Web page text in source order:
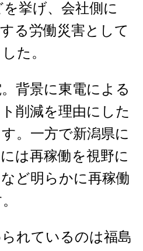
挙げ、会社側に
る労働災害として
た。
背景に東電による
削減を理由にした
。一方で新潟県に
は再稼働を視野に
ど明らかに再稼働
れているのは福島